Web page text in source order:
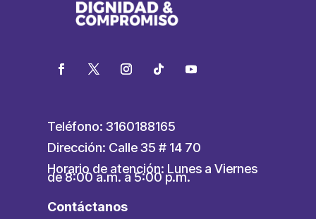
Teléfono: 3160188165
Dirección: Calle 35 # 14 70
Horario de atención: Lunes a Viernes
de 8:00 a.m. a 5:00 p.m.
Contáctanos